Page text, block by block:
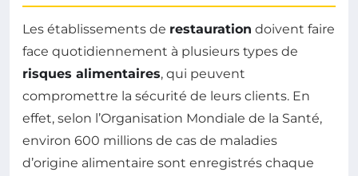
Les établissements de restauration doivent faire
face quotidiennement à plusieurs types de
risques alimentaires, qui peuvent
compromettre la sécurité de leurs clients. En
effet, selon l’Organisation Mondiale de la Santé,
environ 600 millions de cas de maladies
d’origine alimentaire sont enregistrés chaque